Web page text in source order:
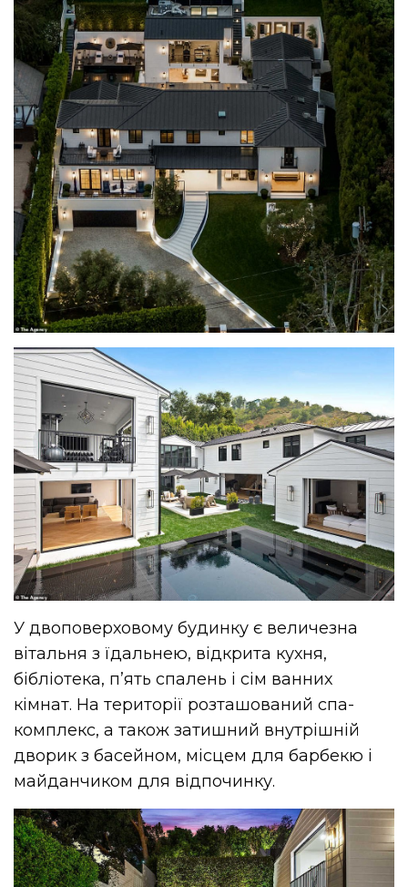
У двоповерховому будинку є величезна
вітальня з їдальнею, відкрита кухня,
бібліотека, п’ять спалень і сім ванних
кімнат. На території розташований спа-
комплекс, а також затишний внутрішній
дворик з басейном, місцем для барбекю і
майданчиком для відпочинку.